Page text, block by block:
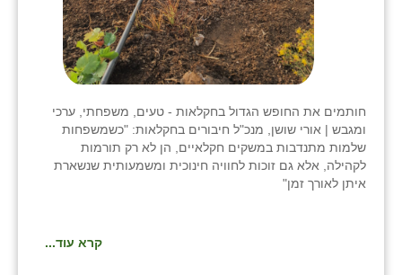
חותמים את החופש הגדול בחקלאות - טעים, משפחתי, ערכי
ומגבש | אורי שושן, מנכ"ל חיבורים בחקלאות: "כשמשפחות
שלמות מתנדבות במשקים חקלאיים, הן לא רק תורמות
לקהילה, אלא גם זוכות לחוויה חינוכית ומשמעותית שנשארת
איתן לאורך זמן"
קרא עוד...